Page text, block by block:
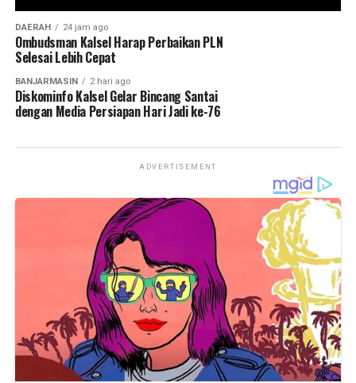
Views: 102
Bagikan ke
WhatsApp 0
Messenger 0 Twitter/X
DAERAH 24 jam ago
Ombudsman Kalsel Harap Perbaikan PLN
Selesai Lebih Cepat
BANJARMASIN 2 hari ago
Diskominfo Kalsel Gelar Bincang Santai
dengan Media Persiapan Hari Jadi ke-76
ADVERTISEMENT